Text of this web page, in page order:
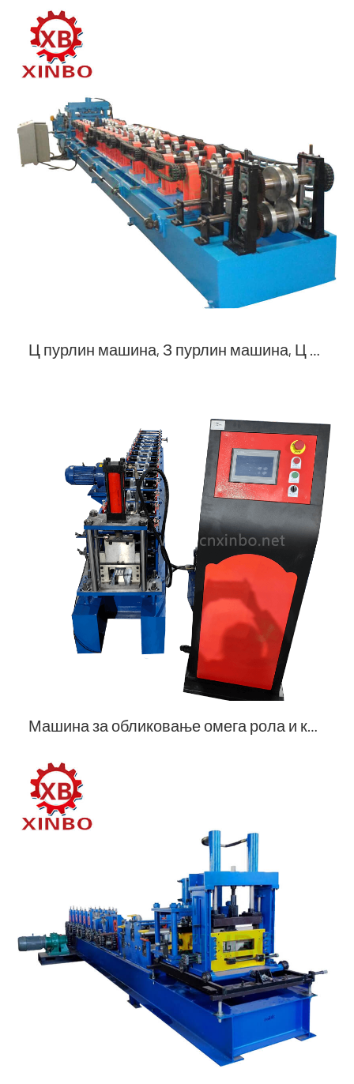
Ц пурлин машина, З пурлин машина, Ц З пурлин машина
Машина за обликовање омега рола и колосека